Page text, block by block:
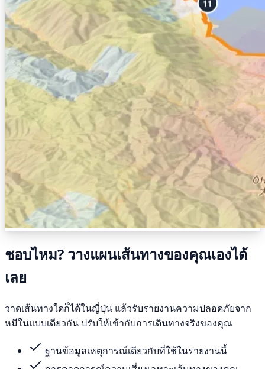
ชอบไหม? วางแผนเส้นทางของคุณเองได้
เลย
วาดเส้นทางใดก็ได้ในญี่ปุ่น แล้วรับรายงานความปลอดภัยจาก
หมีในแบบเดียวกัน ปรับให้เข้ากับการเดินทางจริงของคุณ
ฐานข้อมูลเหตุการณ์เดียวกับที่ใช้ในรายงานนี้